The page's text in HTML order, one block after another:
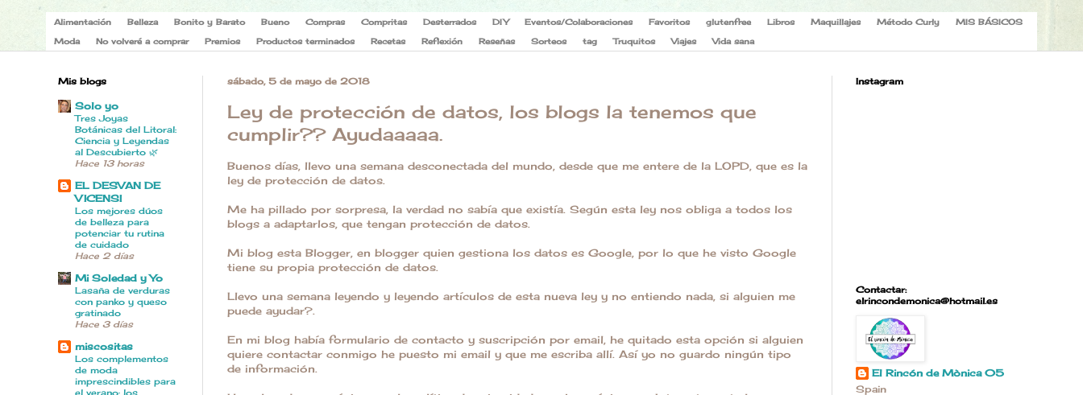
Alimentación Belleza Bonito y Barato Bueno Compras Compritas Desterrados DIY Eventos/Colaboraciones Favoritos glutenfree Libros Maquillajes Método Curly
MIS BÁSICOS
Moda
No volveré a comprar Premios Productos terminados Recetas Reflexión Reseñas Sorteos tag Truquitos Viajes Vida sana
sábado, 5 de mayo de 2018
Ley de protección de datos, los blogs la tenemos que
cumplir?? Ayudaaaaa.
Buenos días, llevo una semana desconectada del mundo, desde que me entere de la LOPD, que es la
ley de protección de datos.
Me ha pillado por sorpresa, la verdad no sabía que existía. Según esta ley nos obliga a todos los
blogs a adaptarlos, que tengan protección de datos.
Mi blog esta Blogger, en blogger quien gestiona los datos es Google, por lo que he visto Google
tiene su propia protección de datos.
Llevo una semana leyendo y leyendo artículos de esta nueva ley y no entiendo nada, si alguien me
puede ayudar?.
En mi blog había formulario de contacto y suscripción por email, he quitado esta opción si alguien
quiere contactar conmigo he puesto mi email y que me escriba allí. Así yo no guardo ningún tipo
de información.
Mis blogs
Solo yo
Tres Joyas
Botánicas del Litoral:
Ciencia y Leyendas
al Descubierto 🌿
Hace 13 horas
EL DESVAN DE
VICENSI
Los mejores dúos
de belleza para
potenciar tu rutina
de cuidado
Hace 2 días
Mi Soledad y Yo
Lasaña de verduras
con panko y queso
gratinado
Hace 3 días
miscositas
Los complementos
de moda
imprescindibles para
el verano: los
Instagram
Contactar:
elrincondemonica@hotmail.es
El Rincón de Mònica 05
Spain